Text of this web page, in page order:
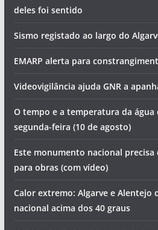
deles foi sentido
Sismo registado ao largo do
EMARP alerta para
Videovigilância ajuda GNR a
O tempo e a temperatura da água
segunda-feira (10 de agosto)
Este monumento nacional
para obras (com vídeo)
Calor extremo: Algarve e Alentejo
nacional acima dos 40 graus